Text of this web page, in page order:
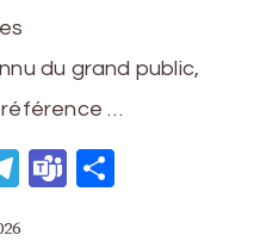
du grand public,
…
Telegram
Teams